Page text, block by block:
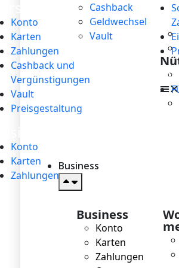
Cashback
Geldwechsel
Vault
Business
Business
Konto
Karten
Zahlungen
→
Konto
Karten
Zahlungen
Cashback und
Vergünstigungen
Vault
Preisgestaltung
Konto
Karten
Zahlungen